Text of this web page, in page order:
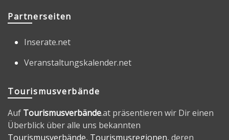
Partnerseiten
Inserate.net
Veranstaltungskalender.net
Tourismusverbände
Auf Tourismusverbände.at präsentieren wir Dir einen
Überblick über alle uns bekannten
Tourismusverbände, Tourismusregionen, deren